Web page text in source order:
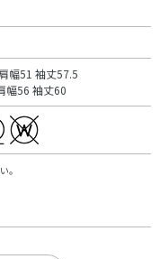
幅51 袖丈57.5
幅56 袖丈60
。